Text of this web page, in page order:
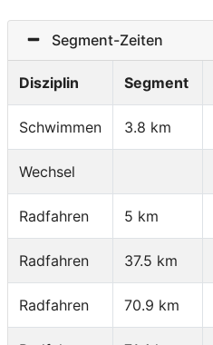
Segment-Zeiten
Disziplin Segment
Schwimmen 3.8 km
Wechsel
Radfahren 5 km
Radfahren 37.5 km
Radfahren 70.9 km